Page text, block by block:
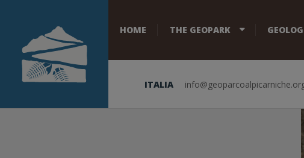
HOME THE GEOPARK
ITALIA